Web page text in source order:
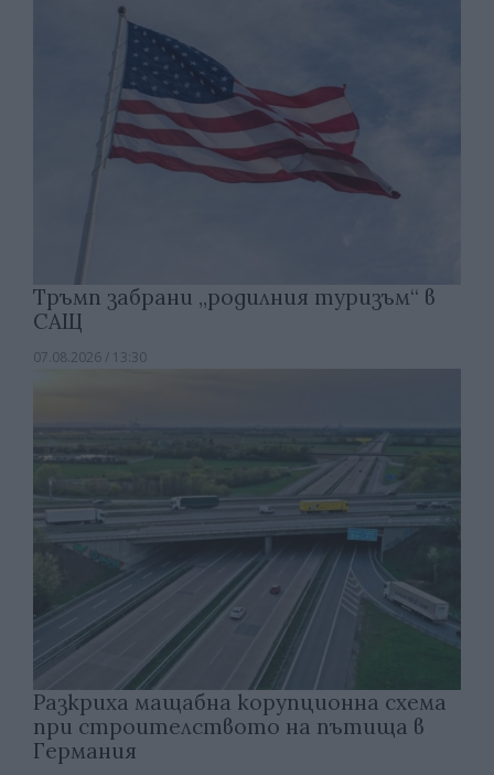
Тръмп забрани „родилния туризъм“ в
САЩ
07.08.2026 / 13:30
Разкриха мащабна корупционна схема
при строителството на пътища в
Германия